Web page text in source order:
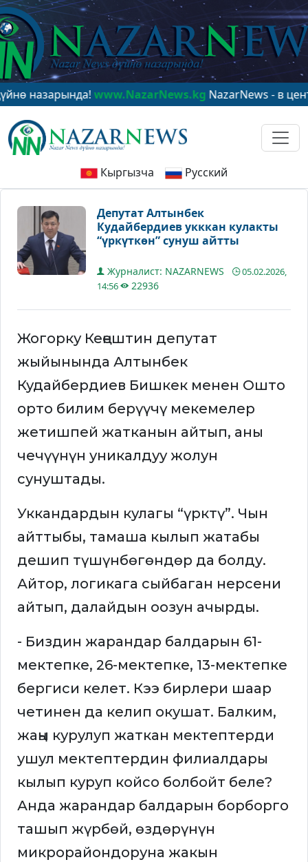
www.NazarNews.kgNazarNews - в центре
Кыргызча Русский
Депутат Алтынбек
Кудайбердиев укккан кулакты
“үркүткөн” сунуш айтты
Журналист: NAZARNEWS
05.02.2026,
14:56
22936
Жогорку Кеңештин депутат
жыйынында Алтынбек
Кудайбердиев Бишкек менен Ошто
орто билим берүүчү мекемелер
жетишпей жатканын айтып, аны
чечүүнүн уникалдуу жолун
сунуштады.
Уккандардын кулагы “үрктү”. Чын
айттыбы, тамаша кылып жатабы
дешип түшүнбөгөндөр да болду.
Айтор, логикага сыйбаган нерсени
айтып, далайдын оозун ачырды.
- Биздин жарандар балдарын 61-
мектепке, 26-мектепке, 13-мектепке
бергиси келет. Кээ бирлери шаар
четинен да келип окушат. Балким,
жаңы курулуп жаткан мектептерди
ушул мектептердин филиалдары
кылып куруп койсо болбойт беле?
Анда жарандар балдарын борборго
ташып жүрбөй, өздөрүнүн
микрорайондоруна жакын